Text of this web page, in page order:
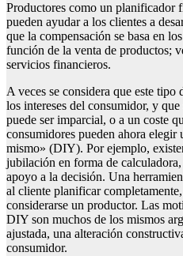
Productores como un planificador
pueden ayudar a los clientes a
que la compensación se basa en
función de la venta de productos;
servicios financieros.
A veces se considera que este
los intereses del consumidor, y
puede ser imparcial, o a un coste
consumidores pueden ahora elegir
mismo» (DIY). Por ejemplo,
jubilación en forma de
apoyo a la decisión. Una
al cliente planificar
considerarse un productor. Las
DIY son muchos de los mismos
ajustada, una alteración
consumidor.